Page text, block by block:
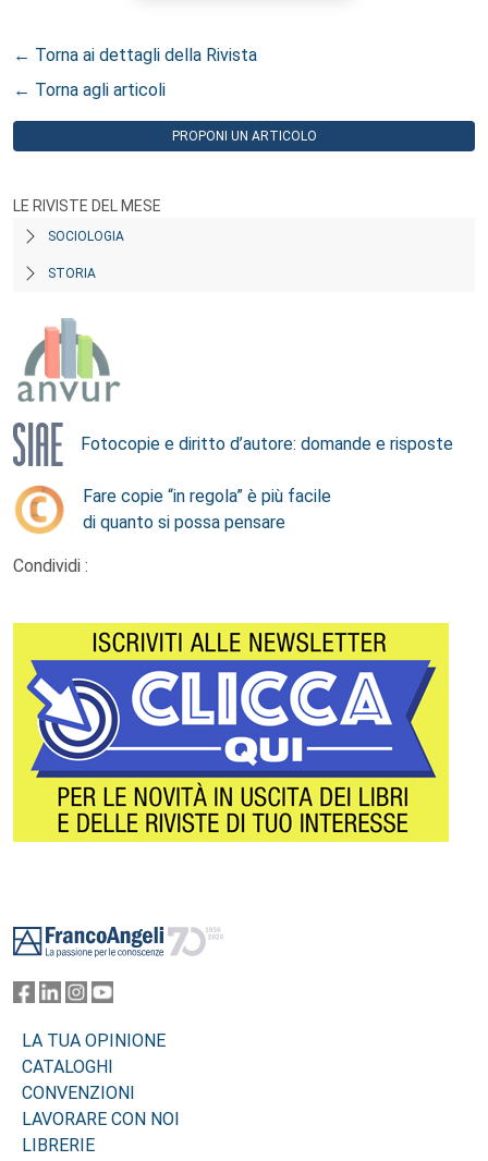
← Torna ai dettagli della Rivista
← Torna agli articoli
PROPONI UN ARTICOLO
LE RIVISTE DEL MESE
SOCIOLOGIA
STORIA
Fotocopie e diritto d’autore: domande e risposte
Fare copie “in regola” è più facile
di quanto si possa pensare
Condividi :
LA TUA OPINIONE
CATALOGHI
CONVENZIONI
LAVORARE CON NOI
LIBRERIE